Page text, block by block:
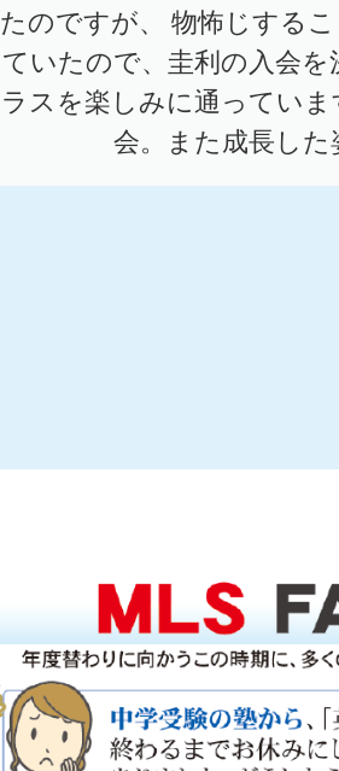
たのですが、 物怖じする
ていたので、圭利の入会
ラスを楽しみに通ってい
会。また成長した